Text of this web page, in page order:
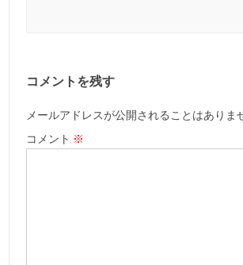
コメントを残す
メールアドレスが公開されることはありま
コメント ※